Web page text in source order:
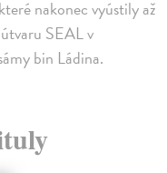
nakonec vyústily až
SEAL v
bin Ládina.